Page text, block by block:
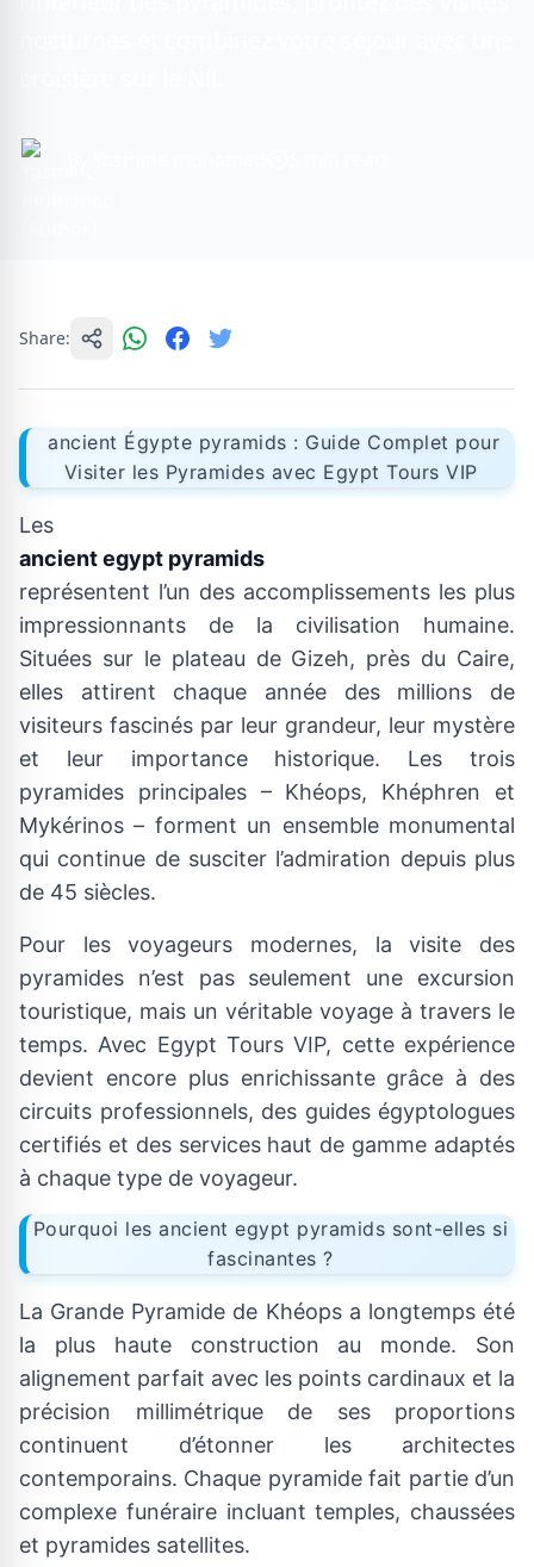
Share:
ancient Égypte pyramids : Guide Complet pour
Visiter les Pyramides avec Egypt Tours VIP
Les
ancient egypt pyramids
représentent l’un des accomplissements les plus
impressionnants de la civilisation humaine.
Situées sur le plateau de Gizeh, près du Caire,
elles attirent chaque année des millions de
visiteurs fascinés par leur grandeur, leur mystère
et leur importance historique. Les trois
pyramides principales – Khéops, Khéphren et
Mykérinos – forment un ensemble monumental
qui continue de susciter l’admiration depuis plus
de 45 siècles.
Pour les voyageurs modernes, la visite des
pyramides n’est pas seulement une excursion
touristique, mais un véritable voyage à travers le
temps. Avec Egypt Tours VIP, cette expérience
devient encore plus enrichissante grâce à des
circuits professionnels, des guides égyptologues
certifiés et des services haut de gamme adaptés
à chaque type de voyageur.
Pourquoi les ancient egypt pyramids sont-elles si
fascinantes ?
La Grande Pyramide de Khéops a longtemps été
la plus haute construction au monde. Son
alignement parfait avec les points cardinaux et la
précision millimétrique de ses proportions
continuent d’étonner les architectes
contemporains. Chaque pyramide fait partie d’un
complexe funéraire incluant temples, chaussées
et pyramides satellites.